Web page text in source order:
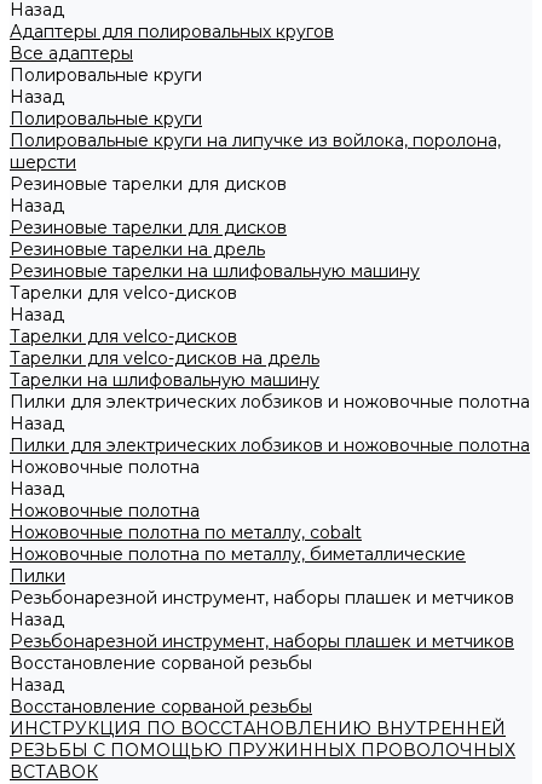
Назад
Адаптеры для полировальных кругов
Все адаптеры
Полировальные круги
Назад
Полировальные круги
Полировальные круги на липучке из войлока, поролона,
шерсти
Резиновые тарелки для дисков
Назад
Резиновые тарелки для дисков
Резиновые тарелки на дрель
Резиновые тарелки на шлифовальную машину
Тарелки для velco-дисков
Назад
Тарелки для velco-дисков
Тарелки для velco-дисков на дрель
Тарелки на шлифовальную машину
Пилки для электрических лобзиков и ножовочные полотна
Назад
Пилки для электрических лобзиков и ножовочные полотна
Ножовочные полотна
Назад
Ножовочные полотна
Ножовочные полотна по металлу, cobalt
Ножовочные полотна по металлу, биметаллические
Пилки
Резьбонарезной инструмент, наборы плашек и метчиков
Назад
Резьбонарезной инструмент, наборы плашек и метчиков
Восстановление сорваной резьбы
Назад
Восстановление сорваной резьбы
ИНСТРУКЦИЯ ПО ВОССТАНОВЛЕНИЮ ВНУТРЕННЕЙ
РЕЗЬБЫ С ПОМОЩЬЮ ПРУЖИННЫХ ПРОВОЛОЧНЫХ
ВСТАВОК